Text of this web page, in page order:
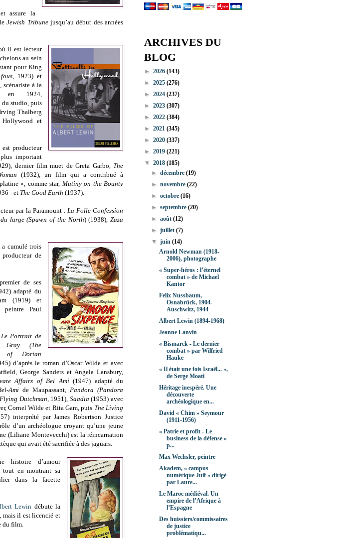
assure la
leJewish Tribunejusqu’au début des années
il est lecteur
au sein
pour King
, 1923) et
scénariste à la
en 1924,
du studio, puis
Thalberg
Hollywood et
est producteur
important
dernier film muet de Greta Garbo, The
(1932), un film qui a contribué à
», comme star, Mutiny on the Bounty
- et The Good Earth (1937).
par la Paramount :La Folle Confession
large (Spawn of the North) (1938), Zaza
a cumulé trois
producteur de
de ses
adapté du
(1919) et
Paul
Le Portrait de
Gray (The
of Dorian
d’après le roman d’Oscar Wilde et avec
George Sanders et Angela Lansbury,
Affairs of Bel Ami(1947) adapté du
Ami de Maupassant,Pandora (Pandora
Dutchman, 1951), Saadia(1953) avec
Cornel Wilde et Rita Gam, puis The Living
interprété par James Robertson Justice
d’un archéologue croyant qu’une jeune
(Liliane Montevecchi) est la réincarnation
qui avait été sacrifiée à des jaguars.
histoire d’amour
tout en montrant sa
dans la facette
Lewin débute la
mais il est licencié et
du film.
ARCHIVES DU
BLOG
► 2026 (143)
► 2025 (276)
► 2024 (237)
► 2023 (307)
► 2022 (384)
► 2021 (345)
► 2020 (337)
► 2019 (221)
▼ 2018 (185)
►décembre(19)
►novembre(22)
►octobre(16)
►septembre(20)
►août(12)
►juillet(7)
▼juin(14)
Arnold Newman (1918-
2006), photographe
« Super-héros : l’éternel
combat » de Michael
Kantor
Felix Nussbaum,
Osnabrück, 1904-
Auschwitz, 1944
Albert Lewin (1894-1968)
Jeanne Lanvin
« Bismarck - Le dernier
combat » par Wilfried
Hauke
« Il était une fois Israël... »,
de Serge Moati
Héritage inespéré. Une
découverte
archéologique en...
David « Chim » Seymour
(1911-1956)
« Patrie et profit - Le
business de la défense »
p...
Max Wechsler, peintre
Akadem, « campus
numérique Juif » dirigé
par Laure...
Le Maroc médiéval. Un
empire de l’Afrique à
l’Espagne
Des huissiers/commissaires
de justice
problématiqu...